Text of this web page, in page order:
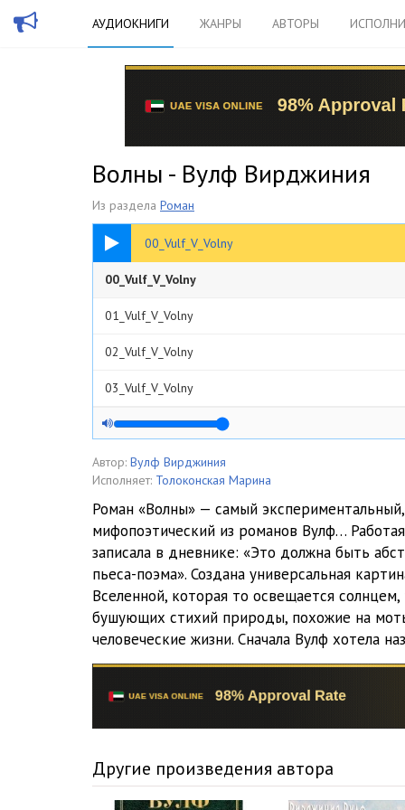
АУДИОКНИГИ ЖАНРЫ АВТОРЫ
Волны - Вулф Вирджиния
Из раздела Роман
00_Vulf_V_Volny
00:25
00_Vulf_V_Volny
01_Vulf_V_Volny
02_Vulf_V_Volny
03_Vulf_V_Volny
04_Vulf_V_Volny
05_Vulf_V_Volny
07_Vulf_V_Volny
08_Vulf_V_Volny
09_Vulf_V_Volny
10_Vulf_V_Volny
14_Vulf_V_Volny
Автор: Вулф Вирджиния
Исполняет: Толоконская Марина
Роман «Волны» — самый
мифопоэтический из романов Вулф…
записала в дневнике: «Это должна быть
пьеса-поэма». Создана универсальная
Вселенной, которая то освещается
бушующих стихий природы, похожие на
человеческие жизни. Сначала Вулф хотела
Другие произведения автора